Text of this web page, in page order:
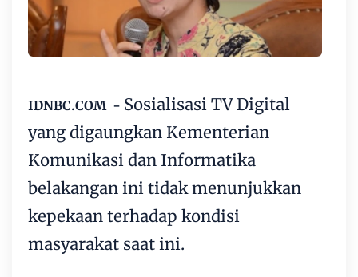
IDNBC.COM - Sosialisasi TV Digital
yang digaungkan Kementerian
Komunikasi dan Informatika
belakangan ini tidak menunjukkan
kepekaan terhadap kondisi
masyarakat saat ini.